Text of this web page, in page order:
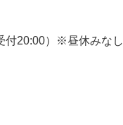
付20:00）※昼休みなし